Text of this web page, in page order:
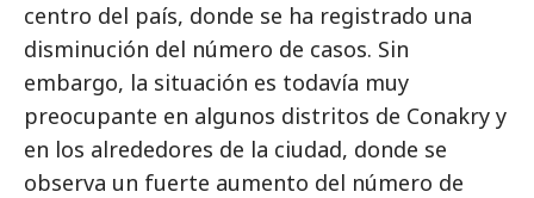
centro del país, donde se ha registrado una
disminución del número de casos. Sin
embargo, la situación es todavía muy
preocupante en algunos distritos de Conakry y
en los alrededores de la ciudad, donde se
observa un fuerte aumento del número de